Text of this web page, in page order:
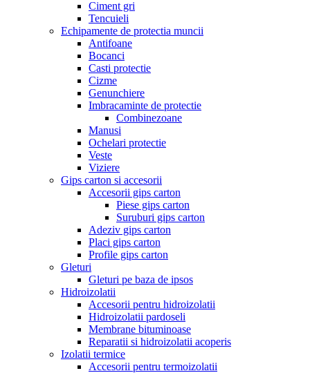
Ciment gri
Tencuieli
Echipamente de protectia muncii
Antifoane
Bocanci
Casti protectie
Cizme
Genunchiere
Imbracaminte de protectie
Combinezoane
Manusi
Ochelari protectie
Veste
Viziere
Gips carton si accesorii
Accesorii gips carton
Piese gips carton
Suruburi gips carton
Adeziv gips carton
Placi gips carton
Profile gips carton
Gleturi
Gleturi pe baza de ipsos
Hidroizolatii
Accesorii pentru hidroizolatii
Hidroizolatii pardoseli
Membrane bituminoase
Reparatii si hidroizolatii acoperis
Izolatii termice
Accesorii pentru termoizolatii